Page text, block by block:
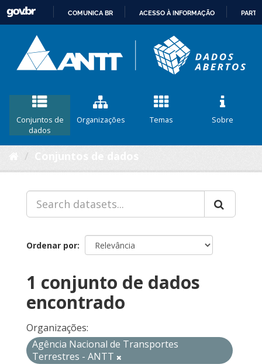
CONTEÚDO
COMUNICA BR ACESSO À INFORMAÇÃO
Conjuntos de
dados
Organizações Temas Sobre
Ordenar por
1 conjunto de dados
encontrado
Organizações:
Agência Nacional de Transportes
Terrestres - ANTT